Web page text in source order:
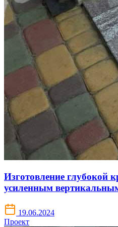
Изготовление глубокой
усиленным
19.06.2024
Проект